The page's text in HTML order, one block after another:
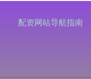
配资网站导航指南